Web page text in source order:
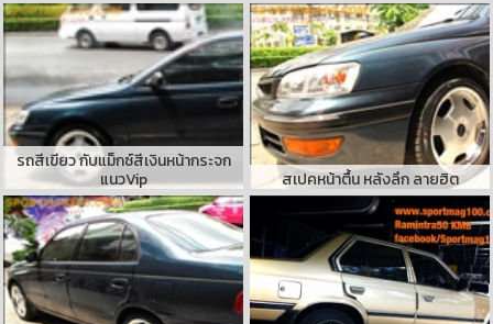
รถสีเขียว กับแม็กซ์สีเงินหน้ากระจก
แนวVip
สเปคหน้าตื้น หลังลึก ลายฮิต